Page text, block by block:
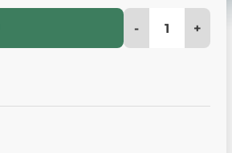
- +